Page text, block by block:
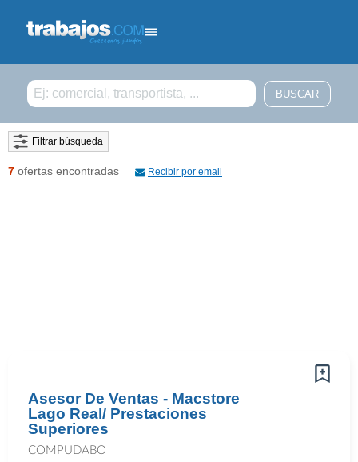
Filtrar búsqueda
7 ofertas encontradas Recibir por email
Asesor De Ventas - Macstore
Lago Real/ Prestaciones
Superiores
COMPUDABO